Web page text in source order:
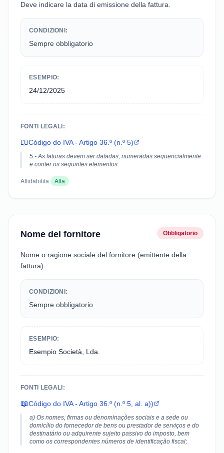
Deve indicare la data di emissione della fattura.
CONDIZIONI:
Sempre obbligatorio
ESEMPIO:
24/12/2025
FONTI LEGALI:
📖Código do IVA - Artigo 36.º (n.º 5)
5 - As faturas devem ser datadas, numeradas sequencialmente
e conter os seguintes elementos:
Affidabilita: Alta
Nome del fornitore Obbligatorio
Nome o ragione sociale del fornitore (emittente della
fattura).
CONDIZIONI:
Sempre obbligatorio
ESEMPIO:
Esempio Società, Lda.
FONTI LEGALI:
📖Código do IVA - Artigo 36.º (n.º 5, al. a))
a) Os nomes, firmas ou denominações sociais e a sede ou
domicílio do fornecedor de bens ou prestador de serviços e do
destinatário ou adquirente sujeito passivo do imposto, bem
como os correspondentes números de identificação fiscal;